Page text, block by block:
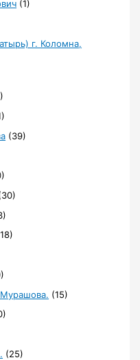
(1)
г. Коломна,
(39)
(15)
(25)